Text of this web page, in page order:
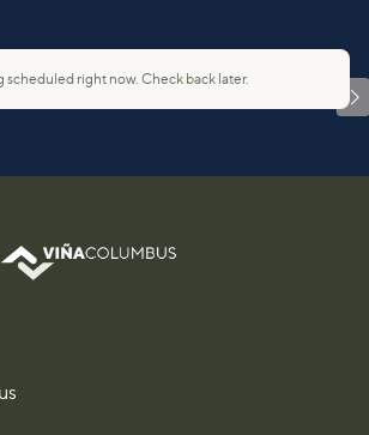

scheduled right now. Check back later.